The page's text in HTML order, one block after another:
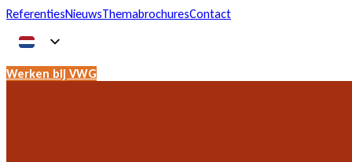
ReferentiesNieuwsThemabrochuresContact
Werken bij VWG